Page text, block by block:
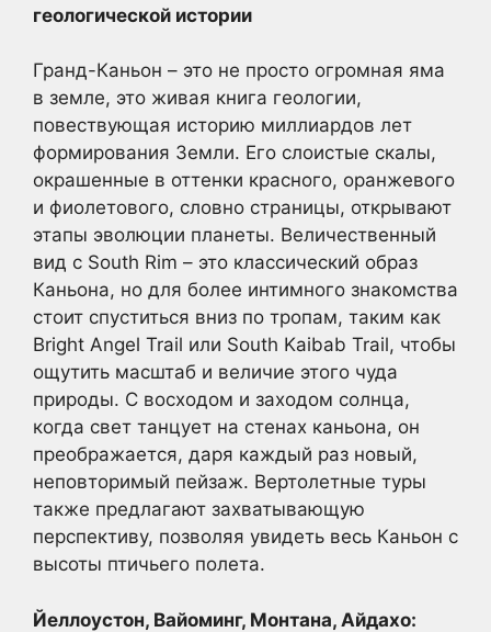
геологической истории
Гранд-Каньон – это не просто огромная яма
в земле, это живая книга геологии,
повествующая историю миллиардов лет
формирования Земли. Его слоистые скалы,
окрашенные в оттенки красного, оранжевого
и фиолетового, словно страницы, открывают
этапы эволюции планеты. Величественный
вид с South Rim – это классический образ
Каньона, но для более интимного знакомства
стоит спуститься вниз по тропам, таким как
Bright Angel Trail или South Kaibab Trail, чтобы
ощутить масштаб и величие этого чуда
природы. С восходом и заходом солнца,
когда свет танцует на стенах каньона, он
преображается, даря каждый раз новый,
неповторимый пейзаж. Вертолетные туры
также предлагают захватывающую
перспективу, позволяя увидеть весь Каньон с
высоты птичьего полета.
Йеллоустон, Вайоминг, Монтана, Айдахо: